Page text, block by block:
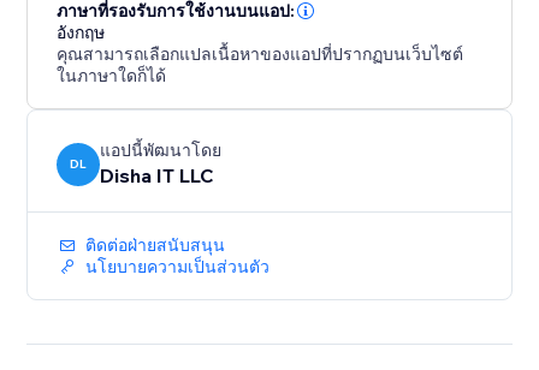
ภาษาที่รองรับการใช้งานบนแอป:
อังกฤษ
คุณสามารถเลือกแปลเนื้อหาของแอปที่ปรากฏบนเว็บไซต์
ในภาษาใดก็ได้
DL
แอปนี้พัฒนาโดย
Disha IT LLC
ติดต่อฝ่ายสนับสนุน
นโยบายความเป็นส่วนตัว